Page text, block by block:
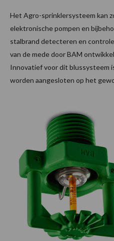
Het Agro-sprinklersysteem kan
elektronische pompen en
stalbrand detecteren en
van de mede door BAM
Innovatief voor dit blussysteem
worden aangesloten op het